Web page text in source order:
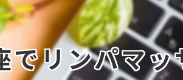
いて
フェイス・ヘッド・耳つぼ
ハンドインストラクターコース
フットインストラクターコー
でリンパマ